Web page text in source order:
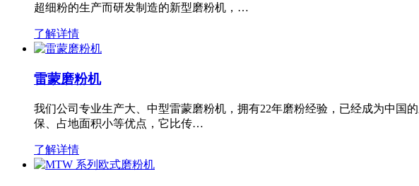
超细粉的生产而研发制造的新型磨粉机，…
了解详情
雷蒙磨粉机
我们公司专业生产大、中型雷蒙磨粉机，拥有22年磨粉经验，已经成为中国
保、占地面积小等优点，它比传…
了解详情